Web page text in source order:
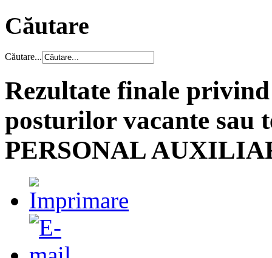
Căutare
Căutare...
Rezultate finale
posturilor vacante sau
PERSONAL